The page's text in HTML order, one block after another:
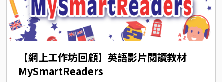
【網上工作坊回顧】英語影片閱讀教材
MySmartReaders